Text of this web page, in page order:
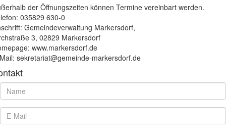
der Öffnungszeiten können Termine vereinbart werden.
035829 630-0
Gemeindeverwaltung Markersdorf,
3, 02829 Markersdorf
www.markersdorf.de
sekretariat@gemeinde-markersdorf.de